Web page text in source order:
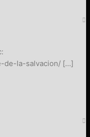
de-la-salvacion/ […]